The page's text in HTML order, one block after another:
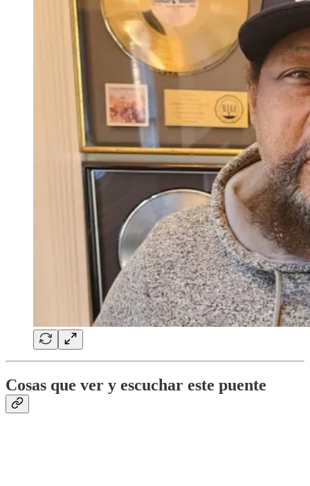
Cosas que ver y escuchar este puente